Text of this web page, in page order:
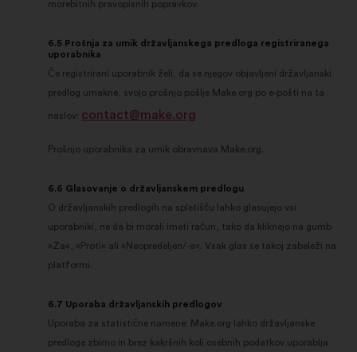
morebitnih pravopisnih popravkov.
6.5 Prošnja za umik državljanskega predloga registriranega
uporabnika
Če registrirani uporabnik želi, da se njegov objavljeni državljanski
predlog umakne, svojo prošnjo pošlje Make.org po e-pošti na ta
naslov: contact@make.org
Prošnjo uporabnika za umik obravnava Make.org.
6.6 Glasovanje o državljanskem predlogu
O državljanskih predlogih na spletišču lahko glasujejo vsi
uporabniki, ne da bi morali imeti račun, tako da kliknejo na gumb
»Za«, »Proti« ali »Neopredeljen/-a«. Vsak glas se takoj zabeleži na
platformi.
6.7 Uporaba državljanskih predlogov
Uporaba za statistične namene: Make.org lahko državljanske
predloge zbirno in brez kakršnih koli osebnih podatkov uporablja